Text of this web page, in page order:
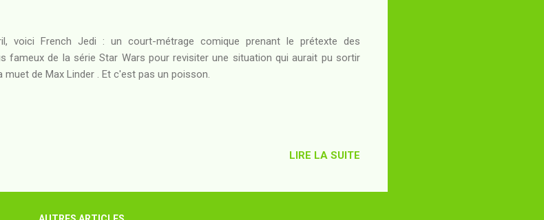
voici French Jedi : un court-métrage comique prenant le prétexte des
fameux de la série Star Wars pour revisiter une situation qui aurait pu sortir
de Max Linder . Et c'est pas un poisson.
LIRE LA SUITE